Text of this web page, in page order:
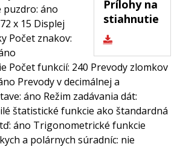
Prílohy na
stiahnutie
puzdro: áno
x 15 Displej
Počet znakov:
Počet funkcií: 240 Prevody zlomkov
Prevody v decimálnej a
áno Režim zadávania dát:
štatistické funkcie ako štandardná
áno Trigonometrické funkcie
a polárnych súradníc: nie